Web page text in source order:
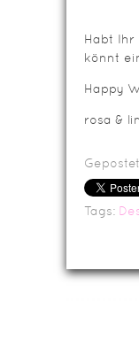
Habt Ihr
könnt
Happy
rosa &
Tags: